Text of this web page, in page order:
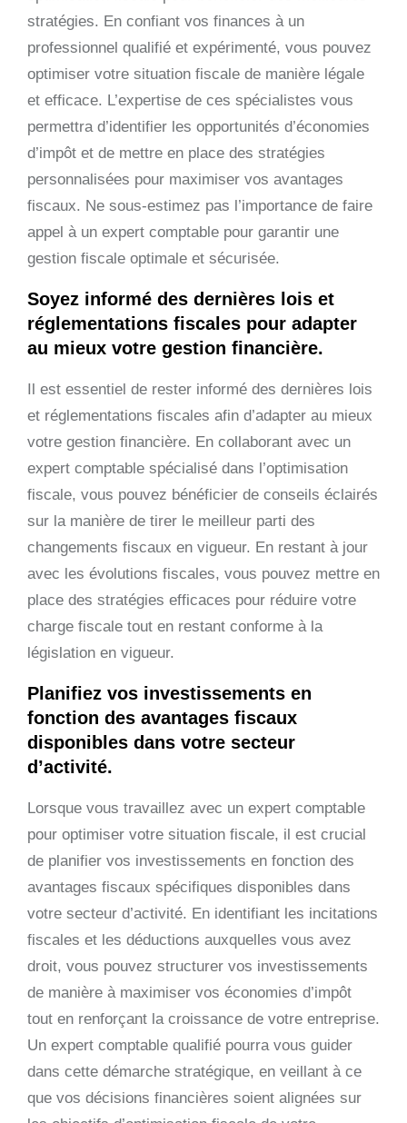
stratégies. En confiant vos finances à un
professionnel qualifié et expérimenté, vous pouvez
optimiser votre situation fiscale de manière légale
et efficace. L’expertise de ces spécialistes vous
permettra d’identifier les opportunités d’économies
d’impôt et de mettre en place des stratégies
personnalisées pour maximiser vos avantages
fiscaux. Ne sous-estimez pas l’importance de faire
appel à un expert comptable pour garantir une
gestion fiscale optimale et sécurisée.
Soyez informé des dernières lois et
réglementations fiscales pour adapter
au mieux votre gestion financière.
Il est essentiel de rester informé des dernières lois
et réglementations fiscales afin d’adapter au mieux
votre gestion financière. En collaborant avec un
expert comptable spécialisé dans l’optimisation
fiscale, vous pouvez bénéficier de conseils éclairés
sur la manière de tirer le meilleur parti des
changements fiscaux en vigueur. En restant à jour
avec les évolutions fiscales, vous pouvez mettre en
place des stratégies efficaces pour réduire votre
charge fiscale tout en restant conforme à la
législation en vigueur.
Planifiez vos investissements en
fonction des avantages fiscaux
disponibles dans votre secteur
d’activité.
Lorsque vous travaillez avec un expert comptable
pour optimiser votre situation fiscale, il est crucial
de planifier vos investissements en fonction des
avantages fiscaux spécifiques disponibles dans
votre secteur d’activité. En identifiant les incitations
fiscales et les déductions auxquelles vous avez
droit, vous pouvez structurer vos investissements
de manière à maximiser vos économies d’impôt
tout en renforçant la croissance de votre entreprise.
Un expert comptable qualifié pourra vous guider
dans cette démarche stratégique, en veillant à ce
que vos décisions financières soient alignées sur